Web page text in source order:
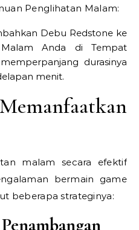
Penglihatan Malam:
Debu Redstone ke
Anda di Tempat
durasinya
menit.
malam secara efektif
bermain game
beberapa strateginya: